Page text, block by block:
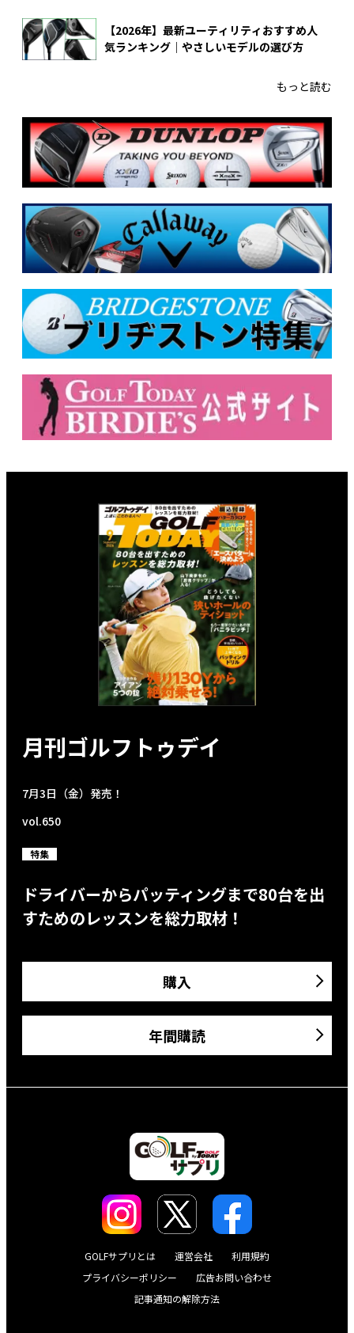
【2026年】最新ユーティリティおすすめ人
気ランキング｜やさしいモデルの選び方
もっと読む
月刊ゴルフトゥデイ
7月3日（金）発売！
vol.650
特集
ドライバーからパッティングまで80台を出
すためのレッスンを総力取材！
購入
年間購読
GOLFサプリとは 運営会社
利用規約
プライバシーポリシー
広告お問い合わせ
記事通知の解除方法